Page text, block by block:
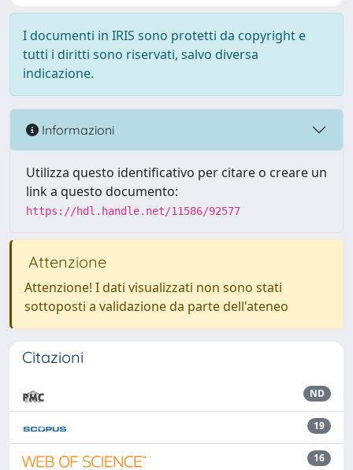
I documenti in IRIS sono protetti da copyright e
tutti i diritti sono riservati, salvo diversa
indicazione.
Informazioni
Utilizza questo identificativo per citare o creare un
link a questo documento:
https://hdl.handle.net/11586/92577
Attenzione
Attenzione! I dati visualizzati non sono stati
sottoposti a validazione da parte dell'ateneo
Citazioni
ND
19
16